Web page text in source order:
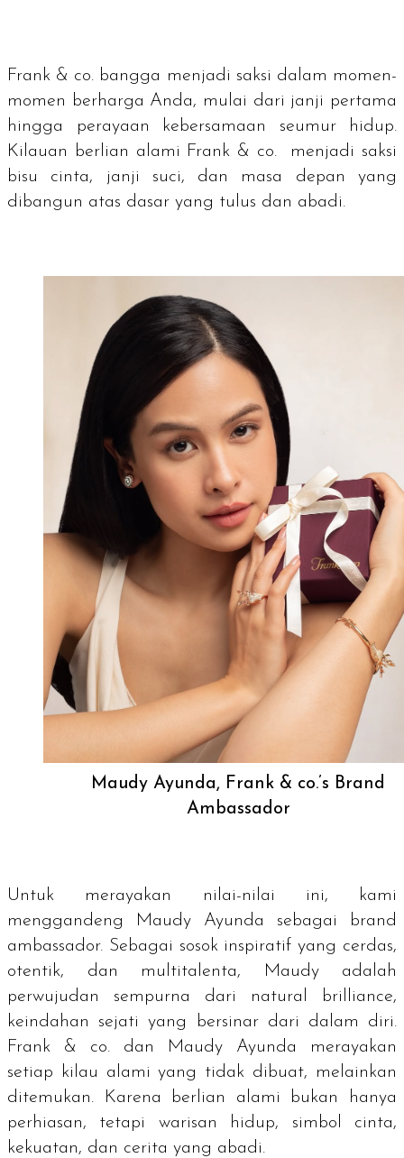
Frank & co. bangga menjadi saksi dalam momen-
momen berharga Anda, mulai dari janji pertama
hingga perayaan kebersamaan seumur hidup.
Kilauan berlian alami Frank & co. menjadi saksi
bisu cinta, janji suci, dan masa depan yang
dibangun atas dasar yang tulus dan abadi.
Maudy Ayunda, Frank & co.’s Brand
Ambassador
Untuk merayakan nilai-nilai ini, kami
menggandeng Maudy Ayunda sebagai
brand
ambassador. Sebagai sosok inspiratif yang cerdas,
otentik, dan multitalenta, Maudy adalah
perwujudan sempurna dari natural brilliance,
keindahan sejati yang bersinar dari dalam diri.
Frank & co. dan Maudy Ayunda merayakan
setiap kilau alami yang tidak dibuat, melainkan
ditemukan. Karena berlian alami bukan hanya
perhiasan, tetapi warisan hidup, simbol cinta,
kekuatan, dan cerita yang abadi.